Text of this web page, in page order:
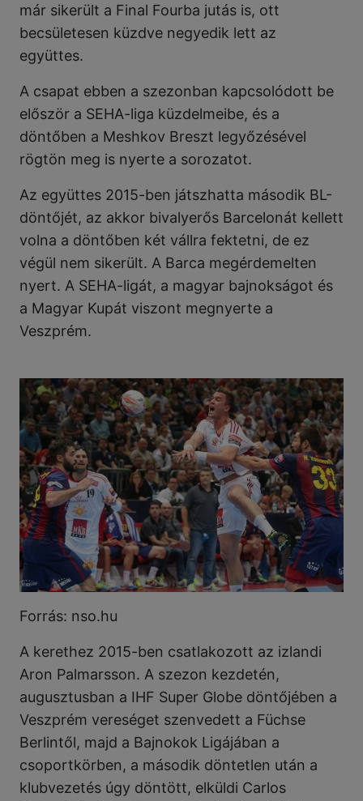
már sikerült a Final Fourba jutás is, ott
becsületesen küzdve negyedik lett az
együttes.
A csapat ebben a szezonban kapcsolódott be
először a SEHA-liga küzdelmeibe, és a
döntőben a Meshkov Breszt legyőzésével
rögtön meg is nyerte a sorozatot.
Az együttes 2015-ben játszhatta második BL-
döntőjét, az akkor bivalyerős Barcelonát kellett
volna a döntőben két vállra fektetni, de ez
végül nem sikerült. A Barca megérdemelten
nyert. A SEHA-ligát, a magyar bajnokságot és
a Magyar Kupát viszont megnyerte a
Veszprém.
Forrás: nso.hu
A kerethez 2015-ben csatlakozott az izlandi
Aron Palmarsson. A szezon kezdetén,
augusztusban a IHF Super Globe döntőjében a
Veszprém vereséget szenvedett a Füchse
Berlintől, majd a Bajnokok Ligájában a
csoportkörben, a második döntetlen után a
klubvezetés úgy döntött, elküldi Carlos